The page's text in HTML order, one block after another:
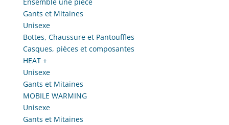
Gants et Mitaines
Unisexe
Bottes, Chaussure et Pantouffles
Casques, pièces et composantes
HEAT +
Unisexe
Gants et Mitaines
MOBILE WARMING
Unisexe
Gants et Mitaines